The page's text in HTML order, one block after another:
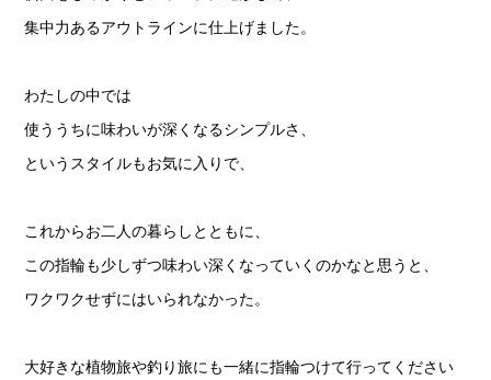
集中力あるアウトラインに仕上げました。
わたしの中では
使ううちに味わいが深くなるシンプルさ、
というスタイルもお気に入りで、
これからお二人の暮らしとともに、
この指輪も少しずつ味わい深くなっていくのかなと思うと、
ワクワクせずにはいられなかった。
大好きな植物旅や釣り旅にも一緒に指輪つけて行ってください